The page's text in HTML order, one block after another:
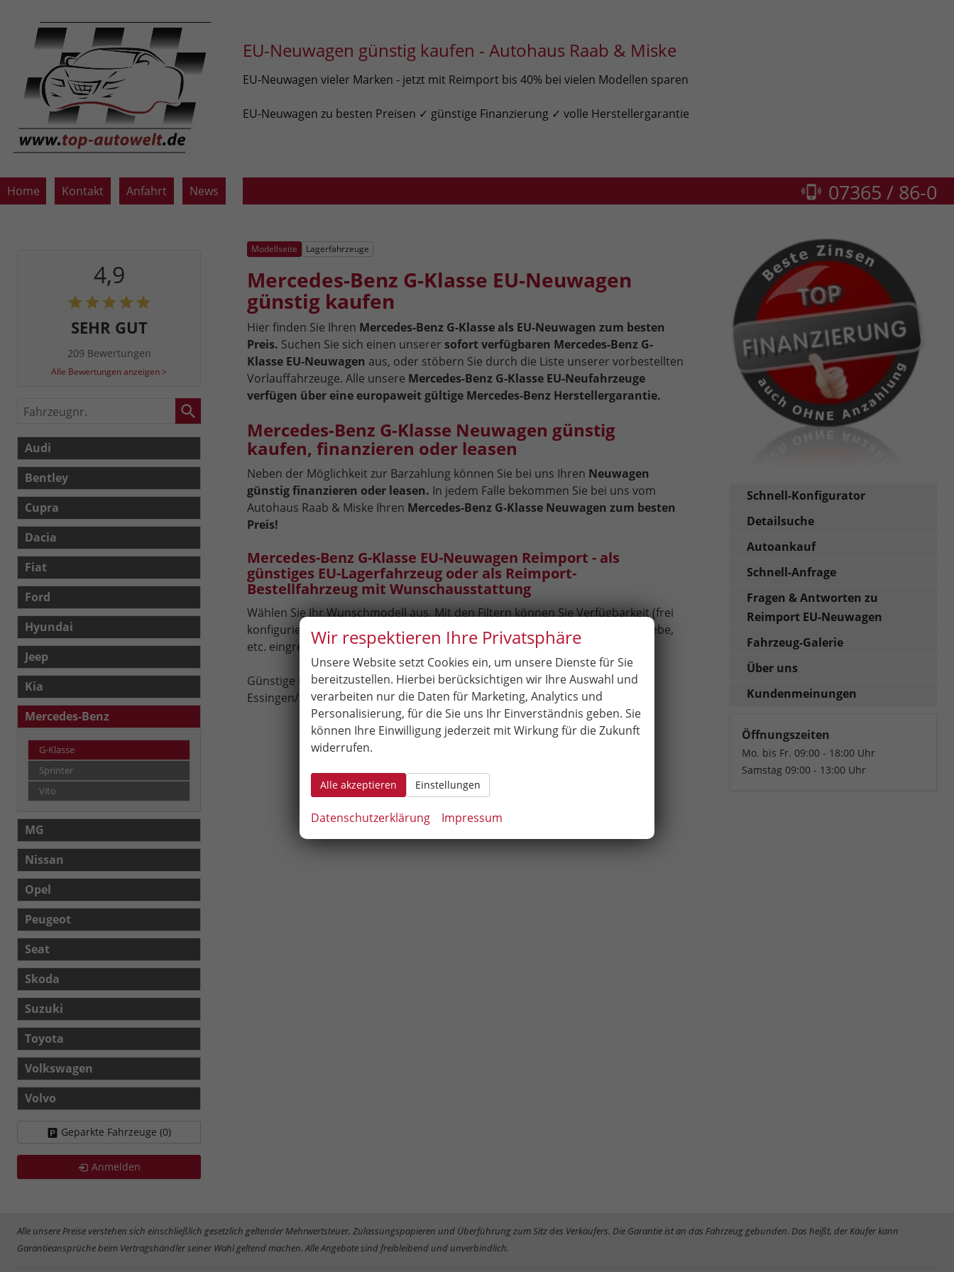
EU-Neuwagen günstig kaufen - Autohaus Raab & Miske
EU-Neuwagen vieler Marken - jetzt mit Reimport bis 40% bei vielen Modellen sparen
EU-Neuwagen zu besten Preisen ✓ günstige Finanzierung ✓ volle Herstellergarantie
Home Kontakt Anfahrt News 07365 / 86-0
Modellseite Lagerfahrzeuge
Mercedes-Benz G-Klasse EU-Neuwagen
günstig kaufen
Hier finden Sie Ihren Mercedes-Benz G-Klasse als EU-Neuwagen zum besten
Preis. Suchen Sie sich einen unserer sofort verfügbaren Mercedes-Benz G-
Klasse EU-Neuwagen aus, oder stöbern Sie durch die Liste unserer vorbestellten
Vorlauffahrzeuge. Alle unsere Mercedes-Benz G-Klasse EU-Neufahrzeuge
verfügen über eine europaweit gültige Mercedes-Benz Herstellergarantie.
Mercedes-Benz G-Klasse Neuwagen günstig
kaufen, finanzieren oder leasen
Neben der Möglichkeit zur Barzahlung können Sie bei uns Ihren Neuwagen
günstig finanzieren oder leasen. In jedem Falle bekommen Sie bei uns vom
Autohaus Raab & Miske Ihren Mercedes-Benz G-Klasse Neuwagen zum besten
Preis!
Mercedes-Benz G-Klasse EU-Neuwagen Reimport - als
günstiges EU-Lagerfahrzeug oder als Reimport-
Bestellfahrzeug mit Wunschausstattung
Wählen Sie Ihr Wunschmodell aus. Mit den Filtern können Sie Verfügbarkeit (frei
konfigurierbar, Lagerfahrzeuge, Fahrzeuge im Vorlauf), Motorisierung, Getriebe,
etc. eingrenzen.
Günstige EU-Neuwagen kauft man beim Autohaus Raab & Miske in
Essingen/Aalen.
4,9
SEHR GUT
209 Bewertungen
Alle Bewertungen anzeigen >
Fahrzeugnr.
Audi
Bentley
Cupra
Dacia
Fiat
Ford
Hyundai
Jeep
Kia
Mercedes-Benz
G-Klasse
Sprinter
Vito
MG
Nissan
Opel
Peugeot
Seat
Skoda
Suzuki
Toyota
Volkswagen
Volvo
Geparkte Fahrzeuge (0)
Anmelden
Schnell-Konfigurator
Detailsuche
Autoankauf
Schnell-Anfrage
Fragen & Antworten zu
Reimport EU-Neuwagen
Fahrzeug-Galerie
Über uns
Kundenmeinungen
Öffnungszeiten
Mo. bis Fr. 09:00 - 18:00 Uhr
Samstag 09:00 - 13:00 Uhr
Alle unsere Preise verstehen sich einschließlich gesetzlich geltender Mehrwertsteuer, Zulassungspapieren und Überführung zum Sitz des Verkäufers. Die Garantie ist an das Fahrzeug gebunden. Das heißt, der Käufer kann
Garantieansprüche beim Vertragshändler seiner Wahl geltend machen. Alle Angebote sind freibleibend und unverbindlich.
Wir respektieren Ihre Privatsphäre
Unsere Website setzt Cookies ein, um unsere Dienste für Sie
bereitzustellen. Hierbei berücksichtigen wir Ihre Auswahl und
verarbeiten nur die Daten für Marketing, Analytics und
Personalisierung, für die Sie uns Ihr Einverständnis geben. Sie
können Ihre Einwilligung jederzeit mit Wirkung für die Zukunft
widerrufen.
Alle akzeptieren Einstellungen
Datenschutzerklärung Impressum